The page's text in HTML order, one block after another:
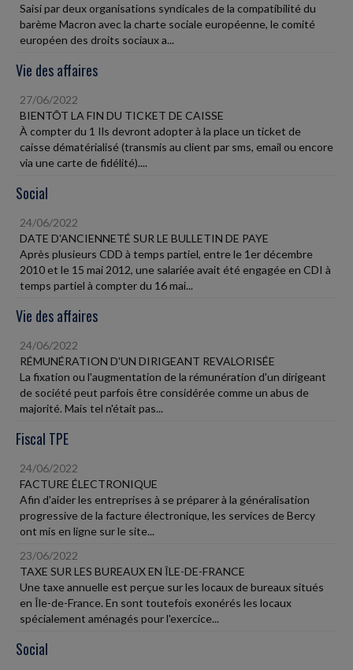
Saisi par deux organisations syndicales de la compatibilité du
barème Macron avec la charte sociale européenne, le comité
européen des droits sociaux a...
Vie des affaires
27/06/2022
BIENTÔT LA FIN DU TICKET DE CAISSE
À compter du 1 Ils devront adopter à la place un ticket de
caisse dématérialisé (transmis au client par sms, email ou encore
via une carte de fidélité)....
Social
24/06/2022
DATE D'ANCIENNETÉ SUR LE BULLETIN DE PAYE
Après plusieurs CDD à temps partiel, entre le 1er décembre
2010 et le 15 mai 2012, une salariée avait été engagée en CDI à
temps partiel à compter du 16 mai...
Vie des affaires
24/06/2022
RÉMUNÉRATION D'UN DIRIGEANT REVALORISÉE
La fixation ou l'augmentation de la rémunération d'un dirigeant
de société peut parfois être considérée comme un abus de
majorité. Mais tel n'était pas...
Fiscal TPE
24/06/2022
FACTURE ÉLECTRONIQUE
Afin d'aider les entreprises à se préparer à la généralisation
progressive de la facture électronique, les services de Bercy
ont mis en ligne sur le site...
23/06/2022
TAXE SUR LES BUREAUX EN ÎLE-DE-FRANCE
Une taxe annuelle est perçue sur les locaux de bureaux situés
en Île-de-France. En sont toutefois exonérés les locaux
spécialement aménagés pour l'exercice...
Social